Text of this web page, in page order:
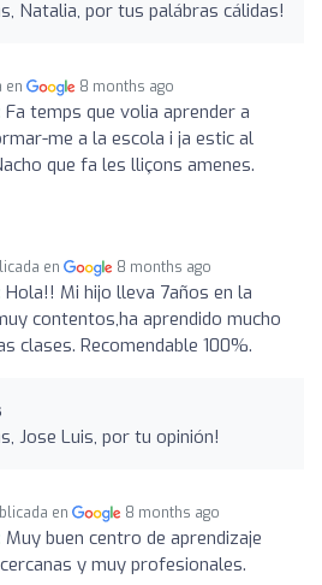
Natalia, por tus palábras cálidas!
en 8 months ago
Fa temps que volia aprender a
me a la escola i ja estic al
que fa les lliçons amenes.
en 8 months ago
Hola!! Mi hijo lleva 7años en la
contentos,ha aprendido mucho
clases. Recomendable 100%.
Jose Luis, por tu opinión!
en 8 months ago
Muy buen centro de aprendizaje
y muy profesionales.